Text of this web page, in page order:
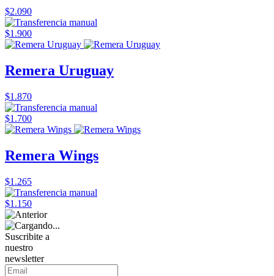
$2.090
$1.900
Remera Uruguay
$1.870
$1.700
Remera Wings
$1.265
$1.150
Suscribite a
nuestro
newsletter